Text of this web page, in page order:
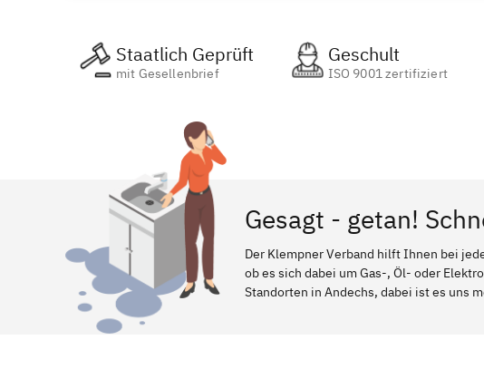
Staatlich Geprüft
mit Gesellenbrief
Geschult
ISO 9001 zertifiziert
Gesagt - getan!
Der Klempner Verband hilft Ihnen bei
ob es sich dabei um Gas-, Öl- oder
Standorten in Andechs, dabei ist es uns